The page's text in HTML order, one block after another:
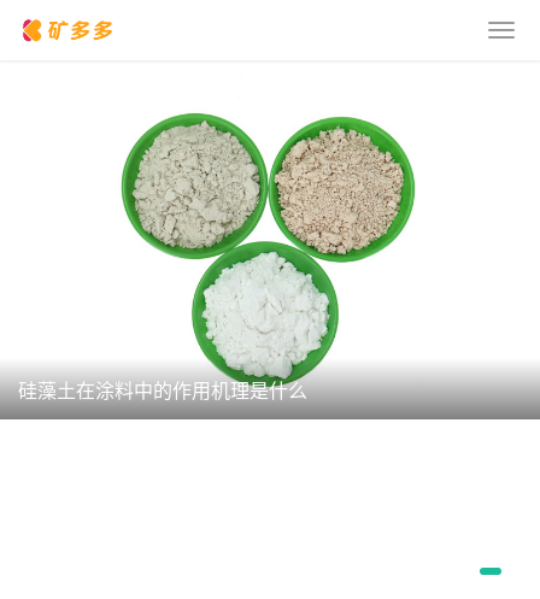
硅藻土在涂料中的作用机理是什么